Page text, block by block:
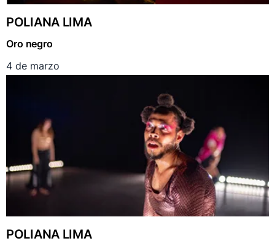
POLIANA LIMA
Oro negro
4 de marzo
POLIANA LIMA